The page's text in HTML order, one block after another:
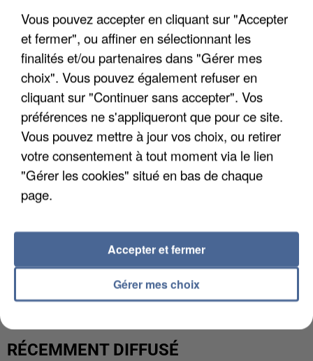
L’UN DES FONDATEURS SUPPOSÉS DE LA DZ
RÉCEMMENT DIFFUSÉ
Vous pouvez accepter en cliquant sur "Accepter
et fermer", ou affiner en sélectionnant les
finalités et/ou partenaires dans "Gérer mes
choix". Vous pouvez également refuser en
cliquant sur "Continuer sans accepter". Vos
préférences ne s'appliqueront que pour ce site.
Vous pouvez mettre à jour vos choix, ou retirer
votre consentement à tout moment via le lien
"Gérer les cookies" situé en bas de chaque
page.
Gérer mes choix
Accepter et fermer